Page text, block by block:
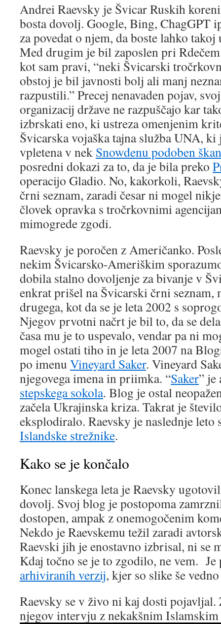
Andrei Raevsky je Švicar Ruskih
bosta dovolj. Google, Bing, ChagGPT
za povedat o njem, da boste lahko
Med drugim je bil zaposlen pri
kot sam pravi, “neki Švicarski
obstoj je bil javnosti bolj ali manj
razpustili.” Precej nenavaden pojav,
organizacij države ne razpuščajo kar
izbrskati eno, ki ustreza omenjenim
Švicarska vojaška tajna služba UNA,
vpletena v nek Snowdenu podoben
posredni dokazi za to, da je bila preko
operacijo Gladio. No, kakorkoli,
črni seznam, zaradi česar ni mogel
človek opravka s tročrkovnimi
mimogrede zgodi.
Raevsky je poročen z Američanko.
nekim Švicarsko-Ameriškim
dobila stalno dovoljenje za bivanje v
enkrat prišel na Švicarski črni seznam,
drugega, kot da se je leta 2002 s
Njegov prvotni načrt je bil to, da se
časa mu je to uspevalo, vendar pa ni
mogel ostati tiho in je leta 2007 na
po imenu Vineyard Saker. Vineyard
njegovega imena in priimka. “Saker” je
stepskega sokola. Blog je ostal
začela Ukrajinska kriza. Takrat je
eksplodiralo. Raevsky je naslednje
Islandske strežnike.
Kako se je končalo
Konec lanskega leta je Raevsky
dovolj. Svoj blog je postopoma
dostopen, ampak z onemogočenim
Nekdo je Raevskemu težil zaradi
Raevski jih je enostavno izbrisal, ni se
Kdaj točno se je to zgodilo, ne vem.
arhiviranih verzij, kjer so slike še
Raevsky se v živo ni kaj dosti pojavljal.
njegov intervju z nekakšnim